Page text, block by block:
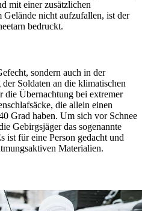
mit einer zusätzlichen
nicht aufzufallen, ist der
bedruckt.
sondern auch in der
Soldaten an die klimatischen
die Übernachtung bei extremer
die allein einen
Grad haben. Um sich vor Schnee
Gebirgsjäger das sogenannte
ist für eine Person gedacht und
Materialien.